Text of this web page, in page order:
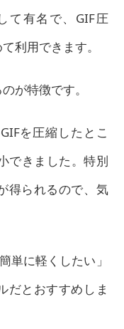
て有名で、GIF圧
利用できます。
が特徴です。
を圧縮したとこ
できました。特別
得られるので、気
単に軽くしたい」
だとおすすめしま